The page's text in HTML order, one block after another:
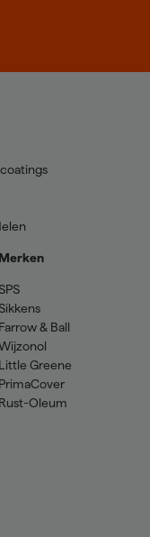
Merken
Farrow & Ball
Little Greene
PrimaCover
Rust-Oleum